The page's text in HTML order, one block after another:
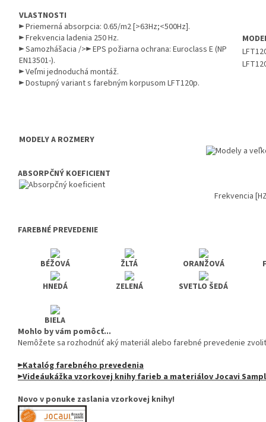
VLASTNOSTI
► Priemerná absorpcia: 0.65/m2 [>63Hz;<500Hz].
► Frekvencia ladenia 250 Hz.
► Samozhášacia />► EPS požiarna ochrana: Euroclass E (NP
EN13501-).
► Veľmi jednoduchá montáž.
► Dostupný variant s farebným korpusom LFT120p.
MODELY A ROZMERY
ABSORPČNÝ KOEFICIENT
Frekvencia
FAREBNÉ PREVEDENIE
BÉŽOVÁ ŽLTÁ ORANŽOVÁ
HNEDÁ
ZELENÁ SVETLO ŠEDÁ
BIELA
Mohlo by vám pomôcť...
Nemôžete sa rozhodnúť aký materiál alebo farebné prevedenie
►Katalóg farebného prevedenia
►Videáukážka vzorkovej knihy farieb a materiálov Jocavi
Novo v ponuke zaslania vzorkovej knihy!